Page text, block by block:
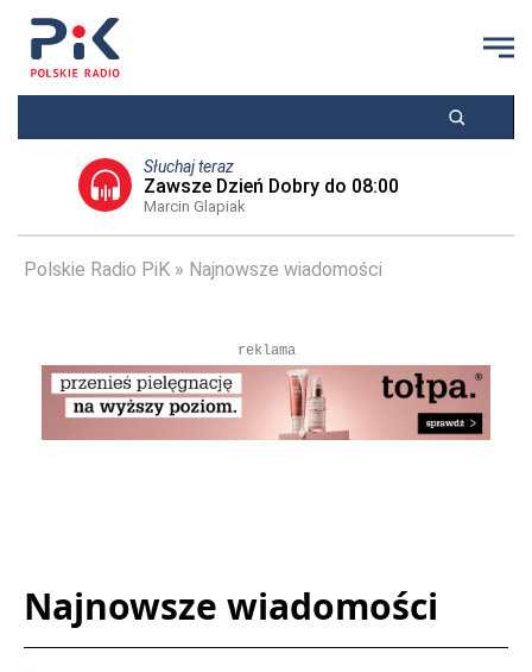
Słuchaj teraz
Zawsze Dzień Dobry do 08:00
Marcin Glapiak
Polskie Radio PiK Najnowsze wiadomości
reklama
Najnowsze wiadomości